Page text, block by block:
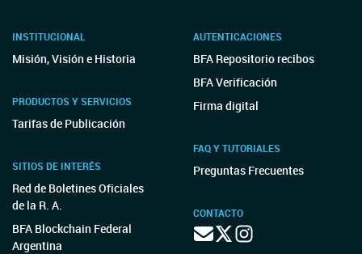
INSTITUCIONAL
Misión, Visión e Historia
PRODUCTOS Y SERVICIOS
Tarifas de Publicación
SITIOS DE INTERÉS
Red de Boletines Oficiales
de la R. A.
BFA Blockchain Federal
Argentina
AUTENTICACIONES
BFA Repositorio recibos
BFA Verificación
Firma digital
FAQ Y TUTORIALES
Preguntas Frecuentes
CONTACTO